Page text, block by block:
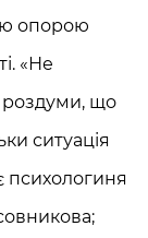
опорою
«Не
роздуми, що
ситуація
психологиня